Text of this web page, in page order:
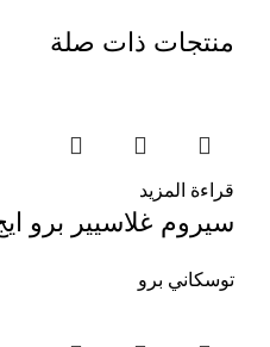
منتجات ذات صلة
قراءة المزيد
سيروم غلاسيير برو
توسكاني برو